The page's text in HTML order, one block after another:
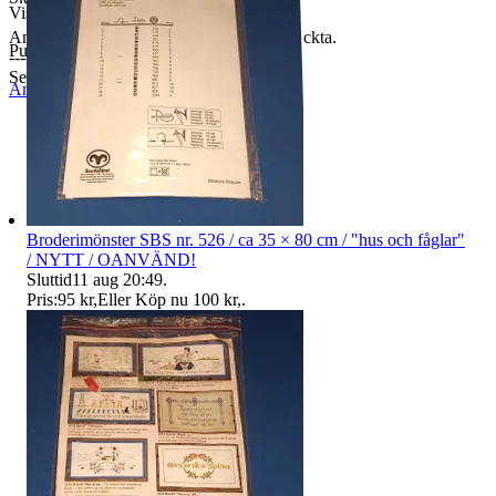
Anmärkning: fönstrens plast är något intryckta.
------------------------------------------------
Se alla bilder för egen bedömning!
Visningar
67
Publicerad
9 jun 20:33
Anmäl Sälj liknande
Broderimönster SBS nr. 526 / ca 35 × 80 cm / "hus och fåglar"
/ NYTT / OANVÄND!
Sluttid11 aug 20:49.
Pris:95 kr,Eller Köp nu 100 kr,.